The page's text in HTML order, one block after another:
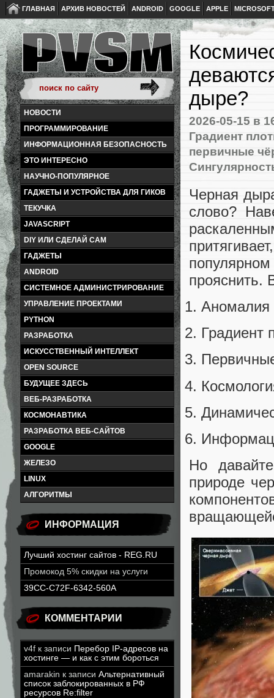
ГЛАВНАЯ АРХИВ НОВОСТЕЙ ANDROID GOOGLE APPLE
НОВОСТИ
ПРОГРАММИРОВАНИЕ
ИНФОРМАЦИОННАЯ БЕЗОПАСНОСТЬ
ЭТО ИНТЕРЕСНО
НАУЧНО-ПОПУЛЯРНОЕ
ГАДЖЕТЫ И УСТРОЙСТВА ДЛЯ ГИКОВ
ТЕКУЧКА
JAVASCRIPT
DIY ИЛИ СДЕЛАЙ САМ
ГАДЖЕТЫ
ANDROID
СИСТЕМНОЕ АДМИНИСТРИРОВАНИЕ
УПРАВЛЕНИЕ ПРОЕКТАМИ
PYTHON
РАЗРАБОТКА
ИСКУССТВЕННЫЙ ИНТЕЛЛЕКТ
OPEN SOURCE
БУДУЩЕЕ ЗДЕСЬ
ВЕБ-РАЗРАБОТКА
КОСМОНАВТИКА
РАЗРАБОТКА ВЕБ-САЙТОВ
GOOGLE
ЖЕЛЕЗО
LINUX
АЛГОРИТМЫ
ИНФОРМАЦИЯ
Лучший хостинг сайтов - REG.RU
Промокод 5% скидки на услуги
39CC-C72F-6342-560A
КОММЕНТАРИИ
v4f к записи Перебор IP-адресов на
хостинге — и как с этим бороться
amarakin к записи Альтернативный
список заблокированных в РФ
ресурсов Re:filter
дыре?
2026-05-15 в
Градиент
первичные
Черная
слово?
прояснить.
Аномалия
Градиент
Но
природе